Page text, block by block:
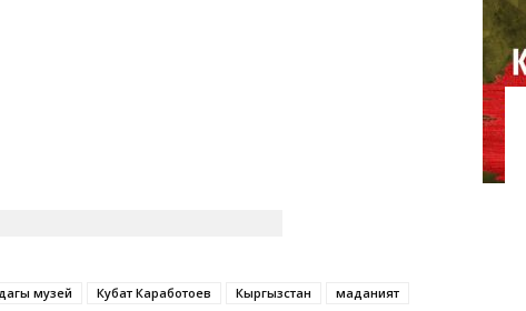
музей Кубат Каработоев Кыргызстан маданият